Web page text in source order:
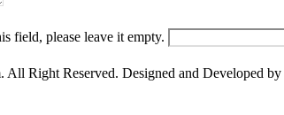
field, please leave it empty.
All Right Reserved. Designed and Developed by